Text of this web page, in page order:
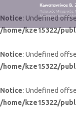
Notice: Undefined
/home/kze15322/
Notice: Undefined
/home/kze15322/
Notice: Undefined
/home/kze15322/